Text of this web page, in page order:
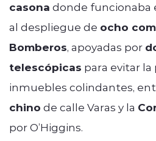
casona donde funcionaba
al despliegue de ocho
Bomberos, apoyadas por
telescópicas para evitar
inmuebles colindantes,
chino de calle Varas y la
por O’Higgins.